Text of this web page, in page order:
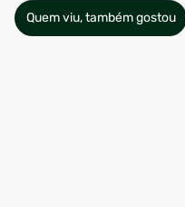
Quem viu, também gostou